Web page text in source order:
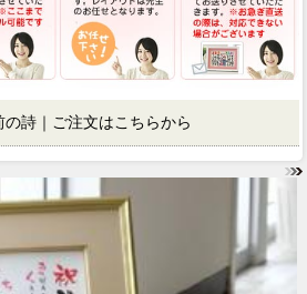
詩｜ご注文はこちらから